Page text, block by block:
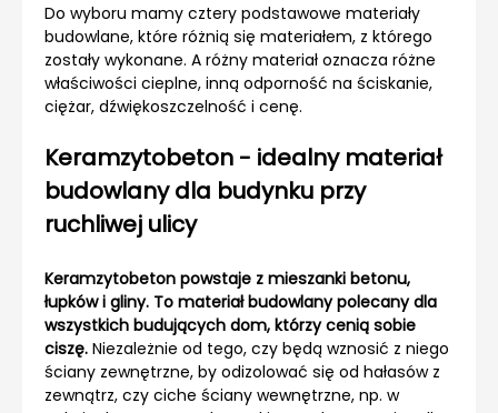
Do wyboru mamy cztery podstawowe materiały
budowlane, które różnią się materiałem, z którego
zostały wykonane. A różny materiał oznacza różne
właściwości cieplne, inną odporność na ściskanie,
ciężar, dźwiękoszczelność i cenę.
Keramzytobeton - idealny materiał
budowlany dla budynku przy
ruchliwej ulicy
Keramzytobeton powstaje z mieszanki betonu,
łupków i gliny. To materiał budowlany polecany dla
wszystkich budujących dom, którzy cenią sobie
ciszę. Niezależnie od tego, czy będą wznosić z niego
ściany zewnętrzne, by odizolować się od hałasów z
zewnątrz, czy ciche ściany wewnętrzne, np. w